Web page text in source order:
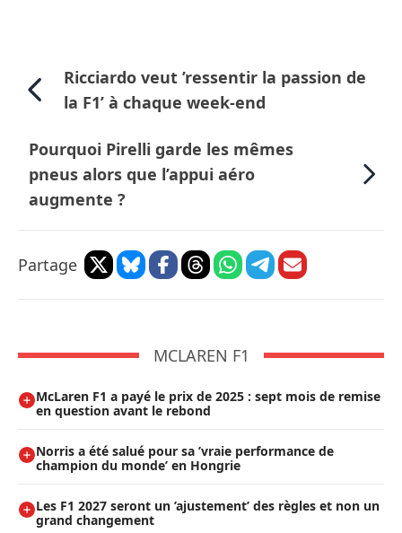
Ricciardo veut ’ressentir la passion de
la F1’ à chaque week-end
Pourquoi Pirelli garde les mêmes
pneus alors que l’appui aéro
augmente ?
Partage
MCLAREN F1
McLaren F1 a payé le prix de 2025 : sept mois de remise
en question avant le rebond
Norris a été salué pour sa ’vraie performance de
champion du monde’ en Hongrie
Les F1 2027 seront un ’ajustement’ des règles et non un
grand changement